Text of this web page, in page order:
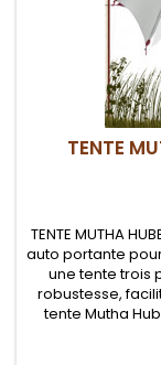
TENTE
TENTE MUTHA
auto portante pour
une tente trois
robustesse,
tente Mutha
tente dôme